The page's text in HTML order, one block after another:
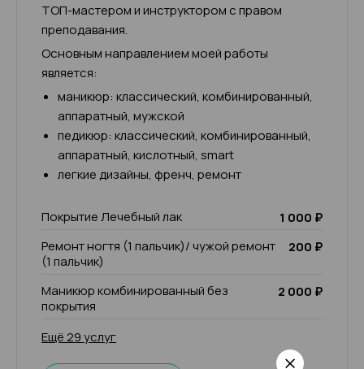
ТОП-мастером и инструктором с правом
преподавания.
Основным направлением моей работы
является:
маникюр: классический, комбинированный,
аппаратный, мужской
педикюр: классический, комбинированный,
аппаратный, кислотный, smart
легкие дизайны, френч, ремонт
Покрытие Лечебный лак
1 000 ₽
Ремонт ногтя (1 пальчик)/ чужой ремонт
(1 пальчик)
200 ₽
Маникюр комбинированный без
покрытия
2 000 ₽
Ещё 29 услуг